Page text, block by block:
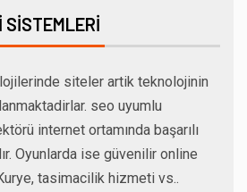
siteler artik teknolojinin
seo uyumlu
internet ortamında başarılı
Oyunlarda ise güvenilir online
tasimacilik hizmeti vs..